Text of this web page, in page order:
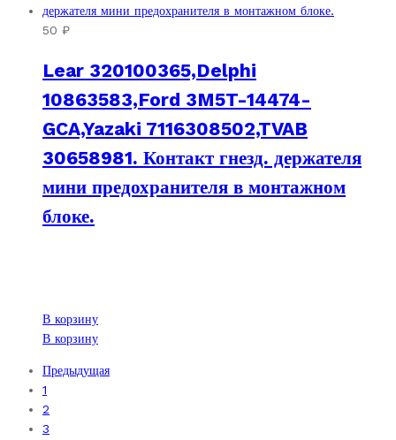
50 ₽
Lear 320100365,Delphi
10863583,Ford 3M5T-14474-
GCA,Yazaki 7116308502,TVAB
30658981. Контакт гнезд. держателя
мини предохранителя в монтажном
блоке.
В корзину
В корзину
Предыдущая
1
2
3